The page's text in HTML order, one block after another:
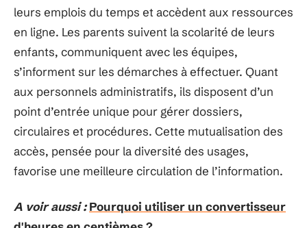
leurs emplois du temps et accèdent aux ressources
en ligne. Les parents suivent la scolarité de leurs
enfants, communiquent avec les équipes,
s’informent sur les démarches à effectuer. Quant
aux personnels administratifs, ils disposent d’un
point d’entrée unique pour gérer dossiers,
circulaires et procédures. Cette mutualisation des
accès, pensée pour la diversité des usages,
favorise une meilleure circulation de l’information.
A voir aussi : Pourquoi utiliser un convertisseur